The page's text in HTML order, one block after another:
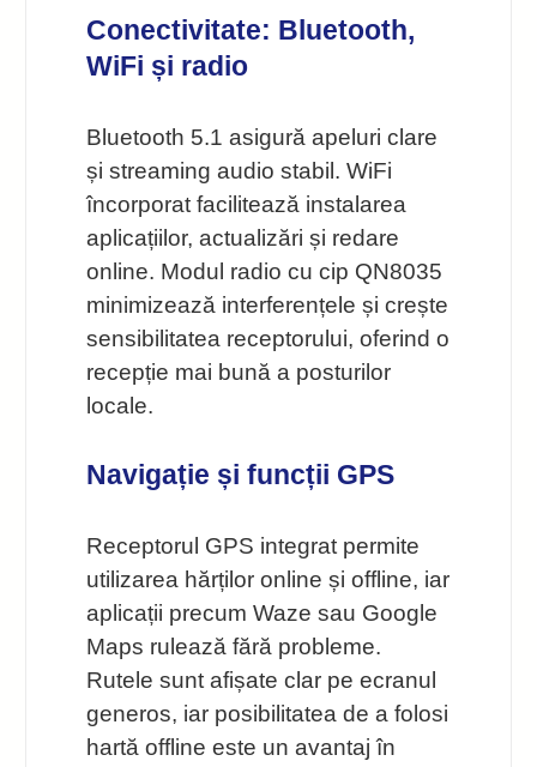
Conectivitate: Bluetooth,
WiFi și radio
Bluetooth 5.1 asigură apeluri clare
și streaming audio stabil. WiFi
încorporat facilitează instalarea
aplicațiilor, actualizări și redare
online. Modul radio cu cip QN8035
minimizează interferențele și crește
sensibilitatea receptorului, oferind o
recepție mai bună a posturilor
locale.
Navigație și funcții GPS
Receptorul GPS integrat permite
utilizarea hărților online și offline, iar
aplicații precum Waze sau Google
Maps rulează fără probleme.
Rutele sunt afișate clar pe ecranul
generos, iar posibilitatea de a folosi
hartă offline este un avantaj în